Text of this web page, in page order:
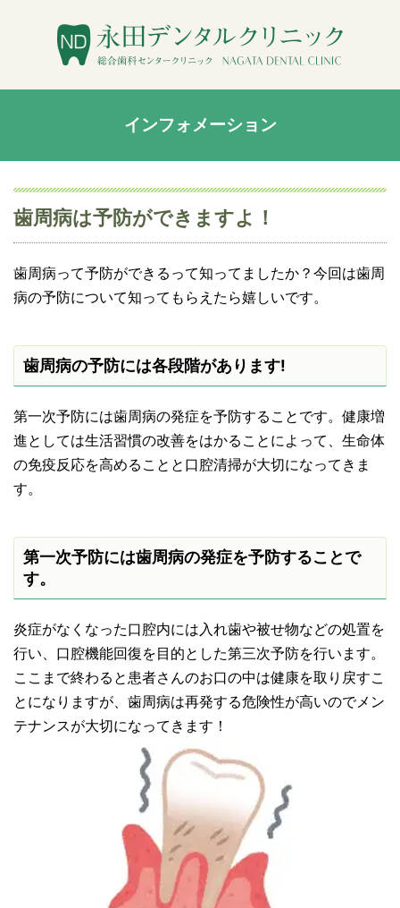
インフォメーション
歯周病は予防ができますよ！
歯周病って予防ができるって知ってましたか？今回は歯周
病の予防について知ってもらえたら嬉しいです。
歯周病の予防には各段階があります!
第一次予防には歯周病の発症を予防することです。健康増
進としては生活習慣の改善をはかることによって、生命体
の免疫反応を高めることと口腔清掃が大切になってきま
す。
第一次予防には歯周病の発症を予防することで
す。
炎症がなくなった口腔内には入れ歯や被せ物などの処置を
行い、口腔機能回復を目的とした第三次予防を行います。
ここまで終わると患者さんのお口の中は健康を取り戻すこ
とになりますが、歯周病は再発する危険性が高いのでメン
テナンスが大切になってきます！